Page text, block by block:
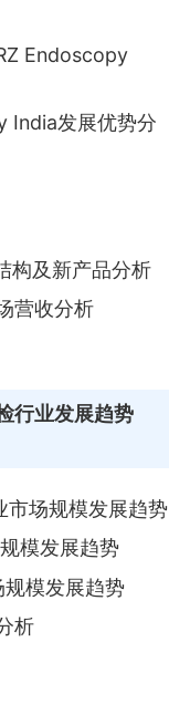
Endoscopy
India发展优势分
构及新产品分析
营收分析
行业发展趋势
市场规模发展趋势
模发展趋势
规模发展趋势
析